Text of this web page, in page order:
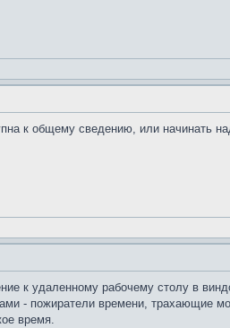
к общему сведению, или начинать
к удаленному рабочему столу в
- пожиратели времени, трахающие
время.